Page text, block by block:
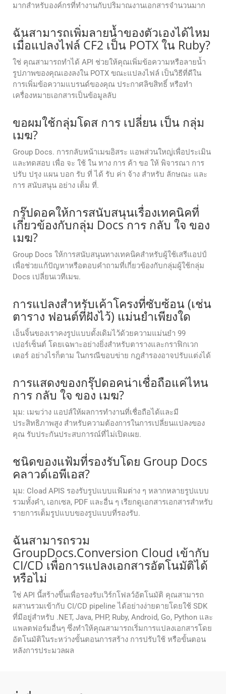
มากสำหรับองค์กรที่ทำงานกับปริมาณงานเอกสารจำนวนมาก
ฉันสามารถเพิ่มลายน้ำของตัวเองได้ไหม
เมื่อแปลงไฟล์ CF2 เป็น POTX ใน Ruby?
ใช่ คุณสามารถทำได้ API ช่วยให้คุณเพิ่มข้อความหรือลายน้ำ
รูปภาพของคุณเองลงใน POTX ขณะแปลงไฟล์ เป็นวิธีที่ดีใน
การเพิ่มข้อความแบรนด์ของคุณ ประกาศลิขสิทธิ์ หรือทำ
เครื่องหมายเอกสารเป็นข้อมูลลับ
ขอผมใช้กลุ่มโดส การ เปลี่ยน เป็น กลุ่ม
เมฆ?
Group Docs. การกลับหน้าเมฆอิสระ แอพส่วนใหญ่เพื่อประเมิน
และทดสอบ เพื่อ จะ ใช้ ใน ทาง การ ค้า ขอ ให้ พิจารณา การ
ปรับ ปรุง แผน บอก รับ ที่ ได้ รับ ค่า จ้าง สําหรับ ลักษณะ และ
การ สนับสนุน อย่าง เต็ม ที่.
กรุ๊ปดอคให้การสนับสนุนเรื่องเทคนิคที่
เกี่ยวข้องกับกลุ่ม Docs การ กลับ ใจ ของ
เมฆ?
Group Docs ให้การสนับสนุนทางเทคนิคสําหรับผู้ใช้เสรีแอปป์
เพื่อช่วยแก้ปัญหาหรือตอบคําถามที่เกี่ยวข้องกับกลุ่มผู้ใช้กลุ่ม
Docs เปลี่ยนเวทีเมฆ.
การแปลงสำหรับเค้าโครงที่ซับซ้อน (เช่น
ตาราง ฟอนต์ที่ฝังไว้) แม่นยำเพียงใด
เอ็นจิ้นของเราคงรูปแบบดั้งเดิมไว้ด้วยความแม่นยำ 99
เปอร์เซ็นต์ โดยเฉพาะอย่างยิ่งสำหรับตารางและกราฟิกเวก
เตอร์ อย่างไรก็ตาม ในกรณีขอบข่าย กฎสำรองอาจปรับแต่งได้
การแสดงของกรุ๊ปดอคน่าเชื่อถือแค่ไหน
การ กลับ ใจ ของ เมฆ?
มุม: เมฆว่าง แอปส์ให้ผลการทํางานที่เชื่อถือได้และมี
ประสิทธิภาพสูง สําหรับความต้องการในการเปลี่ยนแปลงของ
คุณ รับประกันประสบการณ์ที่ไม่เปิดเผย.
ชนิดของแฟ้มที่รองรับโดย Group Docs
คลาวด์เอพีเอส?
มุม: Cload APIS รองรับรูปแบบแฟ้มต่าง ๆ หลากหลายรูปแบบ
รวมทั้งคํา, เอกเซล, PDF และอื่น ๆ เรียกดูเอกสารเอกสารสําหรับ
รายการเต็มรูปแบบของรูปแบบที่รองรับ.
ฉันสามารถรวม
GroupDocs.Conversion Cloud เข้ากับ
CI/CD เพื่อการแปลงเอกสารอัตโนมัติได้
หรือไม่
ใช่ API นี้สร้างขึ้นเพื่อรองรับเวิร์กโฟลว์อัตโนมัติ คุณสามารถ
ผสานรวมเข้ากับ CI/CD pipeline ได้อย่างง่ายดายโดยใช้ SDK
ที่มีอยู่สำหรับ .NET, Java, PHP, Ruby, Android, Go, Python และ
แพลตฟอร์มอื่นๆ ซึ่งทำให้คุณสามารถเริ่มการแปลงเอกสารโดย
อัตโนมัติในระหว่างขั้นตอนการสร้าง การปรับใช้ หรือขั้นตอน
หลังการประมวลผล